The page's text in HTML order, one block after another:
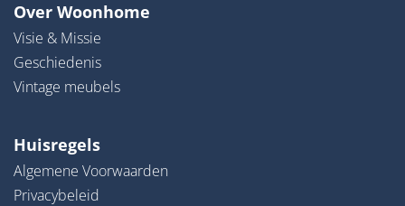
Over Woonhome
Visie & Missie
Geschiedenis
Vintage meubels
Huisregels
Algemene Voorwaarden
Privacybeleid